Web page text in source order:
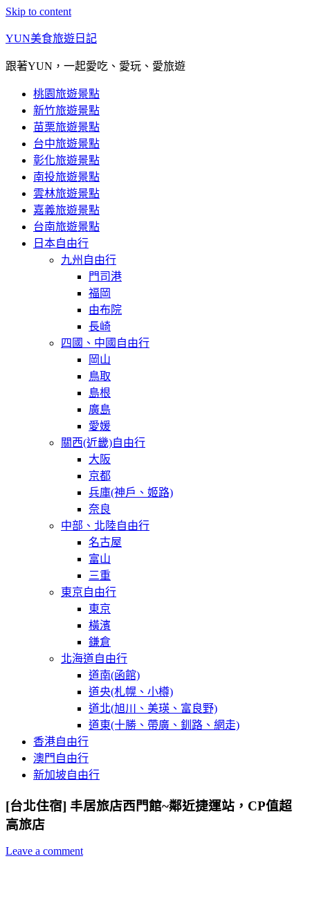
Skip to content
YUN美食旅遊日記
跟著YUN，一起愛吃、愛玩、愛旅遊
桃園旅遊景點
新竹旅遊景點
苗栗旅遊景點
台中旅遊景點
彰化旅遊景點
南投旅遊景點
雲林旅遊景點
嘉義旅遊景點
台南旅遊景點
日本自由行
九州自由行
門司港
福岡
由布院
長崎
四國、中國自由行
岡山
鳥取
島根
廣島
愛媛
關西(近畿)自由行
大阪
京都
兵庫(神戶、姬路)
奈良
中部、北陸自由行
名古屋
富山
三重
東京自由行
東京
橫濱
鎌倉
北海道自由行
道南(函館)
道央(札幌、小樽)
道北(旭川、美瑛、富良野)
道東(十勝、帶廣、釧路、網走)
香港自由行
澳門自由行
新加坡自由行
[台北住宿] 丰居旅店西門館~鄰近捷運站，CP值超
高旅店
Leave a comment